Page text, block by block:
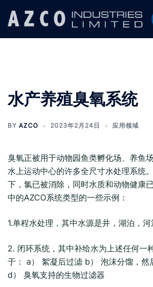
水产养殖臭氧系统
BY AZCO 2023年2月24日 应用领域
臭氧正被用于动物园鱼类孵化场、养鱼
水上运动中心的许多全尺寸水处理系统
下，氯已被消除，同时水质和动物健康
中的AZCO系统类型的一些示例：
1.单程水处理，其中水源是井，湖泊，河
2. 闭环系统，其中补给水为上述任何一
于： a） 絮凝后过滤 b） 泡沫分馏，然
d） 臭氧支持的生物过滤器